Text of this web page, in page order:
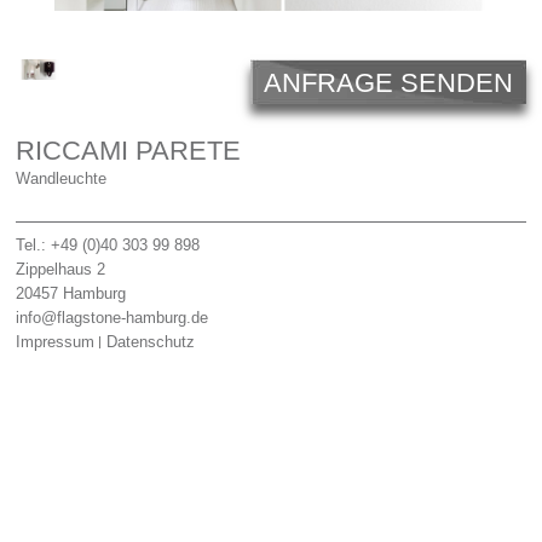
Carl Hansen
Unternehmen
ANFRAGE SENDEN
RICCAMI PARETE
Wandleuchte
Tel.: +49 (0)40 303 99 898
Zippelhaus 2
20457 Hamburg
info@flagstone-hamburg.de
Impressum
Datenschutz